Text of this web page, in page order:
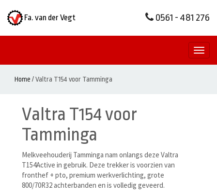
Fa. van der Vegt 0561 - 481 276
Home /Valtra T154 voor Tamminga
Valtra T154 voor
Tamminga
Melkveehouderij Tamminga nam onlangs deze Valtra
T154Active in gebruik. Deze trekker is voorzien van
fronthef + pto, premium werkverlichting, grote
800/70R32 achterbanden en is volledig geveerd.